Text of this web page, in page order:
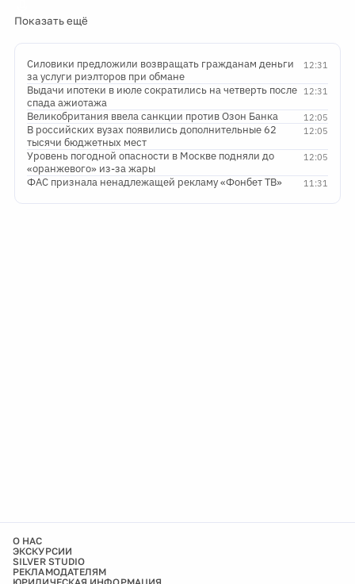
Показать ещё
12:31
Силовики предложили возвращать гражданам деньги
за услуги риэлторов при обмане
12:31
Выдачи ипотеки в июле сократились на четверть после
спада ажиотажа
12:05
Великобритания ввела санкции против Озон Банка
12:05
В российских вузах появились дополнительные 62
тысячи бюджетных мест
12:05
Уровень погодной опасности в Москве подняли до
«оранжевого» из-за жары
11:31
ФАС признала ненадлежащей рекламу «Фонбет ТВ»
О НАС
ЭКСКУРСИИ
SILVER STUDIO
РЕКЛАМОДАТЕЛЯМ